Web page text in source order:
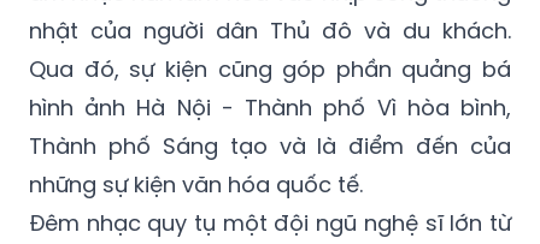
nhật của người dân Thủ đô và du khách.
Qua đó, sự kiện cũng góp phần quảng bá
hình ảnh Hà Nội - Thành phố Vì hòa bình,
Thành phố Sáng tạo và là điểm đến của
những sự kiện văn hóa quốc tế.
Đêm nhạc quy tụ một đội ngũ nghệ sĩ lớn từ